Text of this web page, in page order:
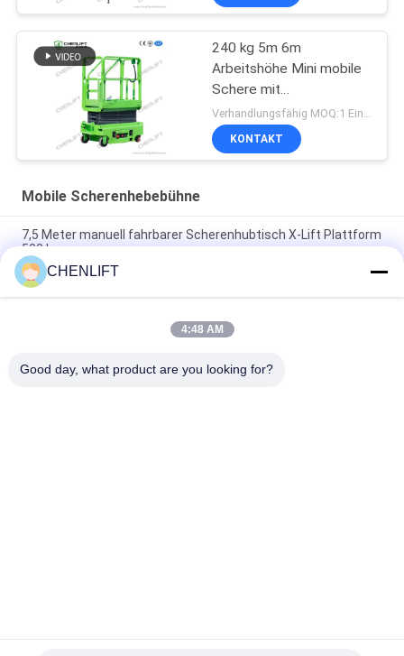
240 kg 5m 6m
Arbeitshöhe Mini mobile
Schere mit
Erweiterungsplattform
Verhandlungsfähig MOQ:1 Einheit
KONTAKT
Mobile Scherenhebebühne
7,5 Meter manuell fahrbarer Scherenhubtisch X-Lift Plattform
500 kg
14M kleiner elektrischer Scherenhubtisch mit motorisiertem
Gerät, Tragfähigkeit 450 kg
Mini-Handhubarbeitsbühne 3,9 Meter mit rutschfester
CHENLIFT
4:48 AM
Good day, what product are you looking for?